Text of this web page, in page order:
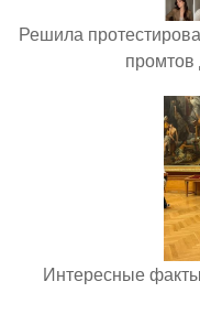
Решила
промтов
Интересные